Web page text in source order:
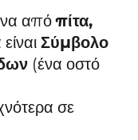
απόπίτα,
Σύμβολο
(ένα οστό
σε